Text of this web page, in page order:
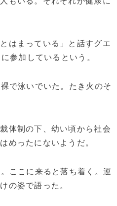
はまっている」と話すグエ
参加しているという。
で泳いでいた。たき火のそ
体制の下、幼い頃から社会
めったにないようだ。
ここに来ると落ち着く。運
の姿で語った。